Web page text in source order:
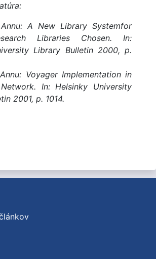
Annu: A New Library Systemfor
Libraries Chosen. In:
Library Bulletin 2000, p.
Voyager Implementation in
In: Helsinky University
2001, p. 1014.